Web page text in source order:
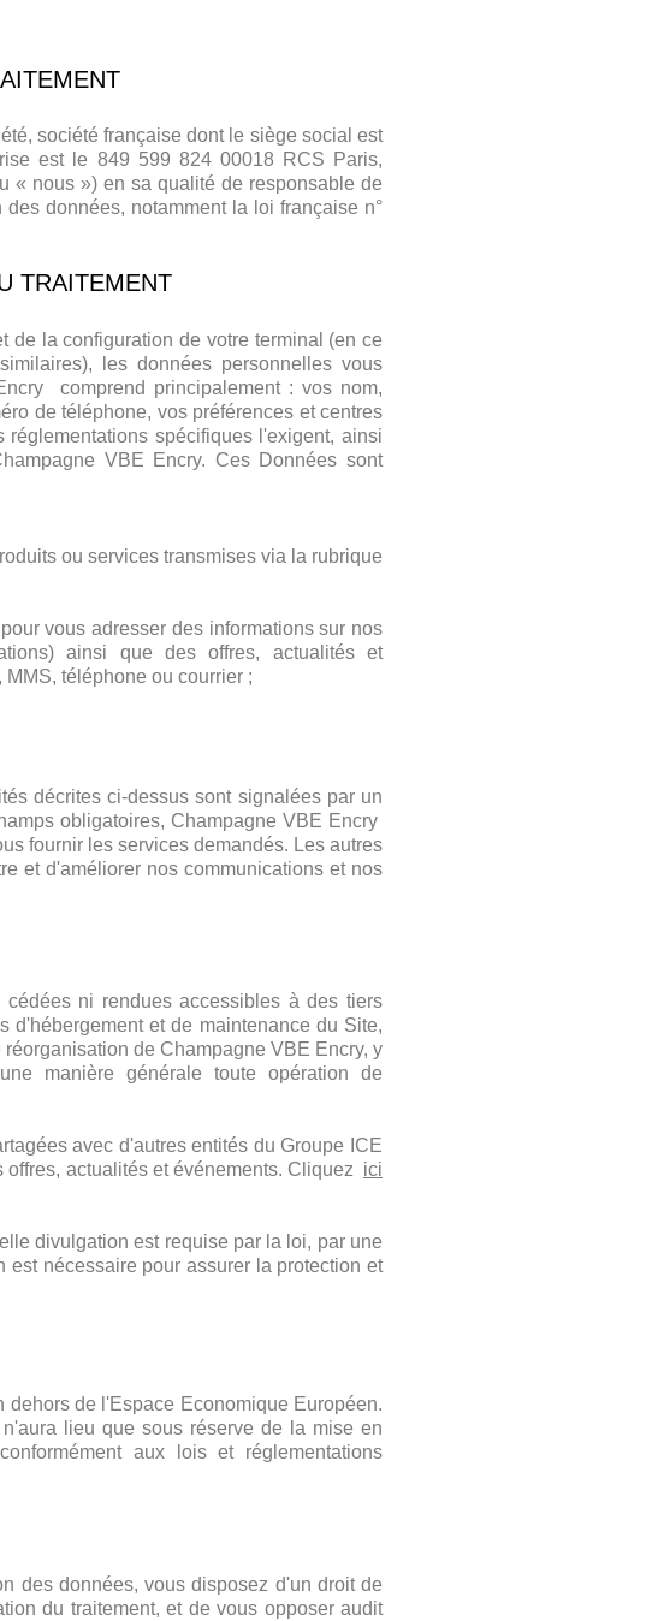
société française dont le siège social est
est le 849 599 824 00018 RCS Paris,
« nous ») en sa qualité de responsable de
données, notamment la loi française n°
TRAITEMENT
de la configuration de votre terminal (en ce
les données personnelles vous
comprend principalement : vos nom,
de téléphone, vos préférences et centres
spécifiques l'exigent, ainsi
VBE Encry. Ces Données sont
ou services transmises via la rubrique
vous adresser des informations sur nos
ainsi que des offres, actualités et
téléphone ou courrier ;
décrites ci-dessus sont signalées par un
obligatoires, Champagne VBE Encry
fournir les services demandés. Les autres
et d'améliorer nos communications et nos
ni rendues accessibles à des tiers
d'hébergement et de maintenance du Site,
de Champagne VBE Encry, y
manière générale toute opération de
avec d'autres entités du Groupe ICE
actualités et événements. Cliquez ici
divulgation est requise par la loi, par une
nécessaire pour assurer la protection et
dehors de l'Espace Economique Européen.
lieu que sous réserve de la mise en
aux lois et réglementations
des données, vous disposez d'un droit de
du traitement, et de vous opposer audit